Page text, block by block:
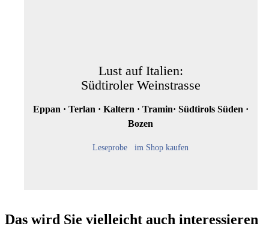
Lust auf Italien:
Südtiroler Weinstrasse
Eppan · Terlan · Kaltern · Tramin· Südtirols Süden ·
Bozen
Leseprobe im Shop kaufen
Das wird Sie vielleicht auch interessieren